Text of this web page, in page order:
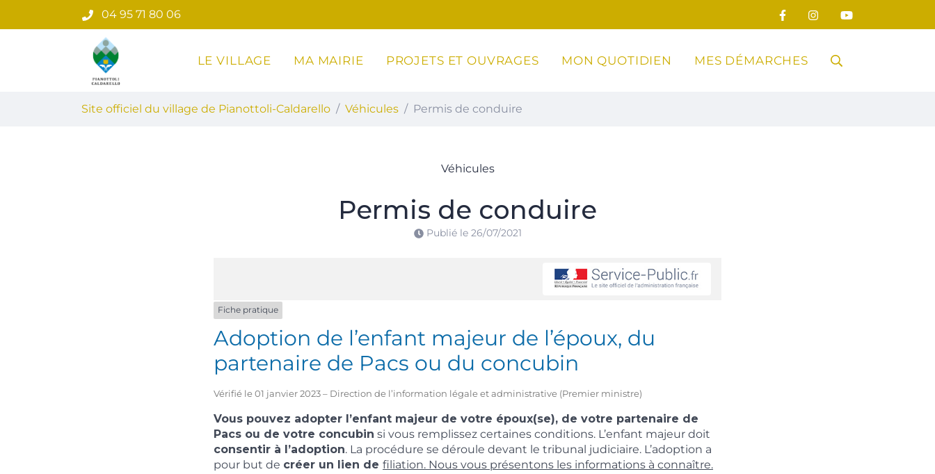
au
04 95 71 80 06
Site officiel du village de Pianottoli-Caldarello
LE VILLAGE MA MAIRIE PROJETS ET OUVRAGES MON QUOTIDIEN MES DÉMARCHES RECHERCHE
Site officiel du village de Pianottoli-Caldarello Véhicules Permis de conduire
Véhicules
Permis de conduire
Publié le 26/07/2021
Fiche pratique
Adoption de l’enfant majeur de l’époux, du
partenaire de Pacs ou du concubin
Vérifié le 01 janvier 2023 – Direction de l’information légale et administrative (Premier ministre)
Vous pouvez adopter l’enfant majeur de votre époux(se), de votre partenaire de
Pacs ou de votre concubin si vous remplissez certaines conditions. L’enfant majeur doit
consentir à l’adoption. La procédure se déroule devant le tribunal judiciaire. L’adoption a
pour but de créer un lien de filiation. Nous vous présentons les informations à connaître.